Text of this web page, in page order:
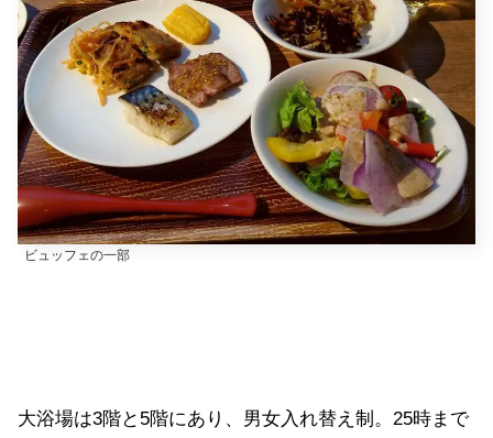
ビュッフェの一部
大浴場は3階と5階にあり、男女入れ替え制。25時まで